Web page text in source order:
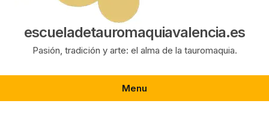
escueladetauromaquiavalencia.es
Pasión, tradición y arte: el alma de la tauromaquia.
Menu